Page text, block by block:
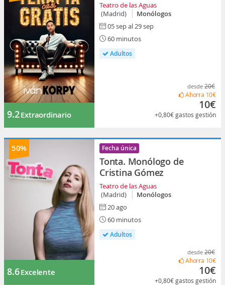
9.2Extraordinario
Teatro de las Aguas
(Madrid)
Monólogos
05 sep al 29 sep
60 minutos
Adultos
desde 20€
Ahorra 10€
10€
+0,80€gastos gestión
50%
8.6Excelente
Fecha única
Tonta. Monólogo de
Cristina Gómez
Teatro de las Aguas
(Madrid)
Monólogos
20 ago
60 minutos
Adultos
desde 20€
Ahorra 10€
10€
+0,80€gastos gestión